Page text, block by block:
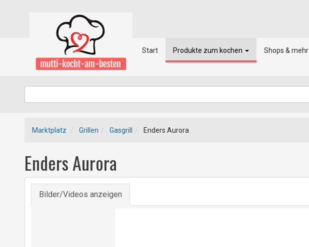
Start Produkte zum kochen Shops & mehr
Marktplatz Grillen Gasgrill Enders Aurora
Enders Aurora
Bilder/Videos anzeigen